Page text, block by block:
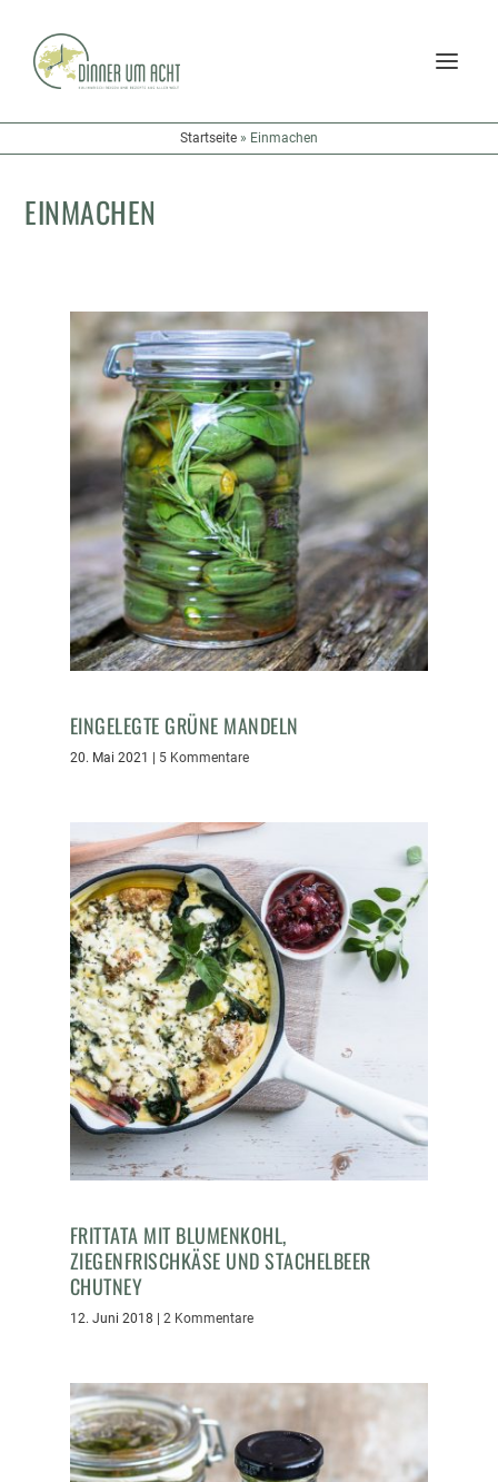
Startseite » Einmachen
EINMACHEN
EINGELEGTE GRÜNE MANDELN
20. Mai 2021 | 5 Kommentare
FRITTATA MIT BLUMENKOHL,
ZIEGENFRISCHKÄSE UND STACHELBEER
CHUTNEY
12. Juni 2018 2 Kommentare